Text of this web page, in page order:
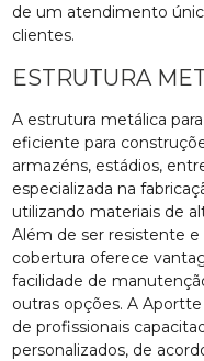
de um atendimento
clientes.
ESTRUTURA
A estrutura metálica
eficiente para
armazéns, estádios,
especializada na
utilizando materiais de
Além de ser resistente e
cobertura oferece
facilidade de
outras opções. A
de profissionais
personalizados, de